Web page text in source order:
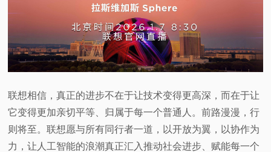
联想相信，真正的进步不在于让技术变得更高深，而在于让
它变得更加亲切平等、归属于每一个普通人。前路漫漫，行
则将至。联想愿与所有同行者一道，以开放为翼，以协作为
力，让人工智能的浪潮真正汇入推动社会进步、赋能每一个